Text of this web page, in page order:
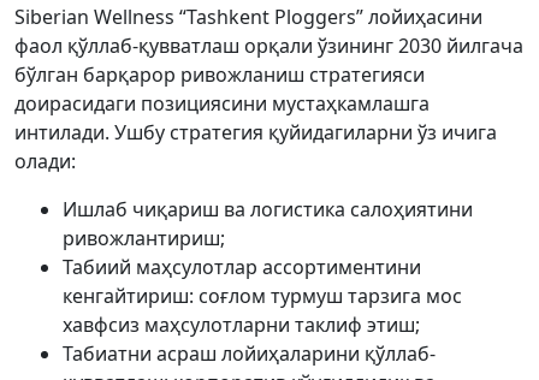
Siberian Wellness “Tashkent Ploggers” лойиҳасини
фаол қўллаб-қувватлаш орқали ўзининг 2030 йилгача
бўлган барқарор ривожланиш стратегияси
доирасидаги позициясини мустаҳкамлашга
интилади. Ушбу стратегия қуйидагиларни ўз ичига
олади:
Ишлаб чиқариш ва логистика салоҳиятини
ривожлантириш;
Табиий маҳсулотлар ассортиментини
кенгайтириш: соғлом турмуш тарзига мос
хавфсиз маҳсулотларни таклиф этиш;
Табиатни асраш лойиҳаларини қўллаб-